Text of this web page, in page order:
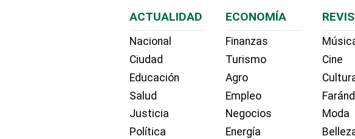
ACTUALIDAD
Nacional
Ciudad
Educación
Salud
Justicia
Política
ECONOMÍA
Finanzas
Turismo
Agro
Empleo
Negocios
Energía
Cine
Moda